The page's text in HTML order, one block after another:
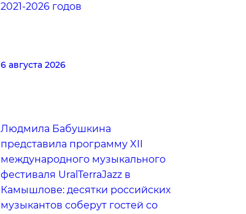
2021-2026 годов
6 августа 2026
Людмила Бабушкина
представила программу XII
международного музыкального
фестиваля UralTerraJazz в
Камышлове: десятки российских
музыкантов соберут гостей со